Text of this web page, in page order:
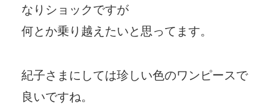
なりショックですが
何とか乗り越えたいと思ってます。
紀子さまにしては珍しい色のワンピースで
良いですね。